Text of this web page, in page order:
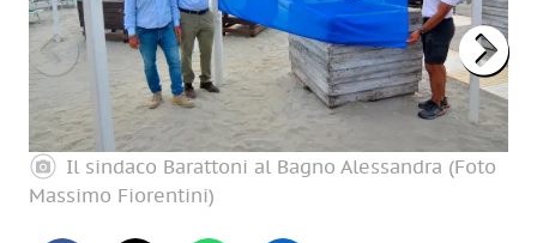
Il sindaco Barattoni al Bagno Alessandra (Foto
Massimo Fiorentini)